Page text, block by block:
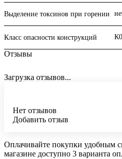
Выделение токсинов при горении
Класс опасности конструкций
Отзывы
Загрузка отзывов...
Нет отзывов
Добавить отзыв
Оплачивайте покупки удобным
магазине доступно 3 варианта